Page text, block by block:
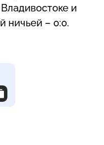
и
ничьей – 0:0.